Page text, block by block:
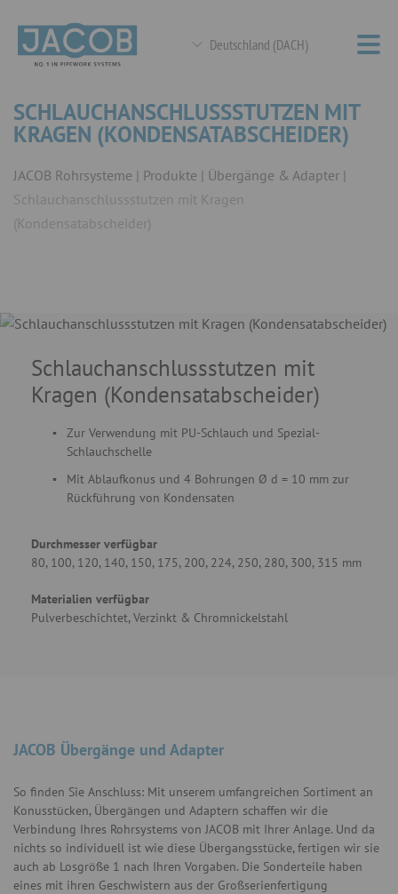
Deutschland (DACH)
SCHLAUCHANSCHLUSSSTUTZEN MIT
KRAGEN (KONDENSATABSCHEIDER)
JACOB Rohrsysteme Produkte
Übergänge & Adapter
Schlauchanschlussstutzen mit Kragen
(Kondensatabscheider)
Schlauchanschlussstutzen mit
Kragen (Kondensatabscheider)
Zur Verwendung mit PU-Schlauch und Spezial-
Schlauchschelle
Mit Ablaufkonus und 4 Bohrungen Ø d = 10 mm zur
Rückführung von Kondensaten
Durchmesser verfügbar
80, 100, 120, 140, 150, 175, 200, 224, 250, 280, 300, 315 mm
Materialien verfügbar
Pulverbeschichtet, Verzinkt & Chromnickelstahl
JACOB Übergänge und Adapter
So finden Sie Anschluss: Mit unserem umfangreichen Sortiment an
Konusstücken, Übergängen und Adaptern schaffen wir die
Verbindung Ihres Rohrsystems von JACOB mit Ihrer Anlage. Und da
nichts so individuell ist wie diese Übergangsstücke, fertigen wir sie
auch ab Losgröße 1 nach Ihren Vorgaben. Die Sonderteile haben
eines mit ihren Geschwistern aus der Großserienfertigung